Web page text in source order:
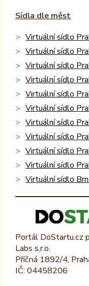
Sídla dle měst
Virtuální sídlo
Virtuální sídlo
Virtuální sídlo
Virtuální sídlo
Virtuální sídlo
Virtuální sídlo
Virtuální sídlo
Virtuální sídlo
Virtuální sídlo
Virtuální sídlo
Virtuální sídlo
Portál DoStartu.cz
Labs s.r.o.
Příčná 1892/4,
IČ: 04458206